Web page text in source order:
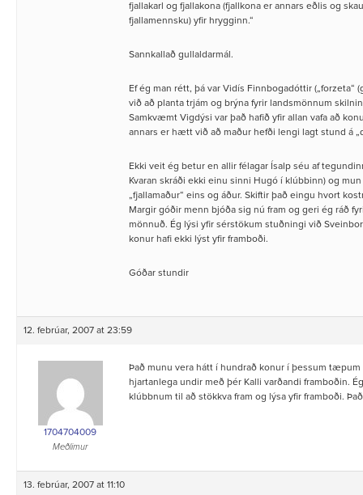
fjallakarl og fjallakona (fjallkona er annars eðlis og
fjallamennsku) yfir hrygginn.“
Sannkallað gullaldarmál.
Ef ég man rétt, þá var Vidís Finnbogadóttir („forzeta“
við að planta trjám og brýna fyrir landsmönnum
Samkvæmt Vigdýsi var það hafið yfir allan vafa að
annars er hætt við að maður hefði lengi lagt stund á
Ekki veit ég betur en allir félagar Ísalp séu af
Kvaran skráði ekki einu sinni Hugó í klúbbinn) og
„fjallamaður“ eins og áður. Skiftir það eingu hvort
Margir góðir menn bjóða sig nú fram og geri ég ráð
mönnuð. Ég lýsi yfir sérstökum stuðningi við
konur hafi ekki lýst yfir framboði.
Góðar stundir
12. febrúar, 2007 at 23:59
1704704009
Meðlimur
Það munu vera hátt í hundrað konur í þessum
hjartanlega undir með þér Kalli varðandi framboðin.
klúbbnum til að stökkva fram og lýsa yfir framboði.
13. febrúar, 2007 at 11:10